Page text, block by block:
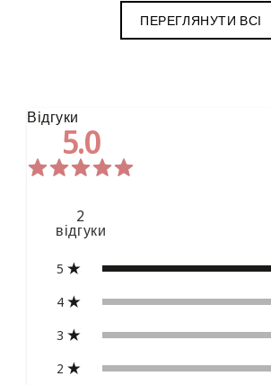
ПЕРЕГЛЯНУТИ ВСІ
Відгуки
5.0
2
відгуки
5
4
3
2